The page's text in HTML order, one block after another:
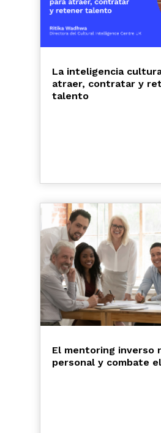
La inteligencia
atraer, contratar y
talento
El mentoring inverso
personal y combate